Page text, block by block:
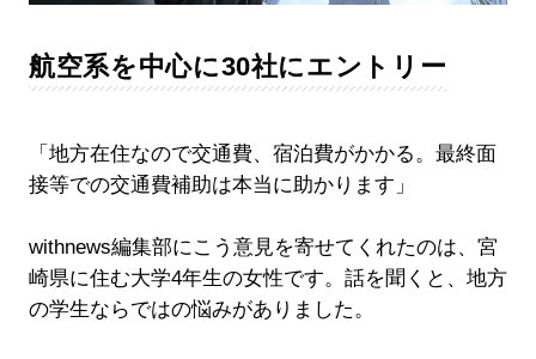
航空系を中心に30社にエントリー
「地方在住なので交通費、宿泊費がかかる。最終面
接等での交通費補助は本当に助かります」
withnews編集部にこう意見を寄せてくれたのは、宮
崎県に住む大学4年生の女性です。話を聞くと、地方
の学生ならではの悩みがありました。